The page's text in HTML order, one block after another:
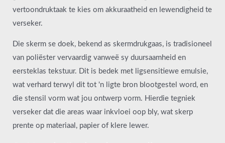
vertoondruktaak te kies om akkuraatheid en lewendigheid te
verseker.
Die skerm se doek, bekend as skermdrukgaas, is tradisioneel
van poliëster vervaardig vanweë sy duursaamheid en
eersteklas tekstuur. Dit is bedek met ligsensitiewe emulsie,
wat verhard terwyl dit tot 'n ligte bron blootgestel word, en
die stensil vorm wat jou ontwerp vorm. Hierdie tegniek
verseker dat die areas waar inkvloei oop bly, wat skerp
prente op materiaal, papier of klere lewer.